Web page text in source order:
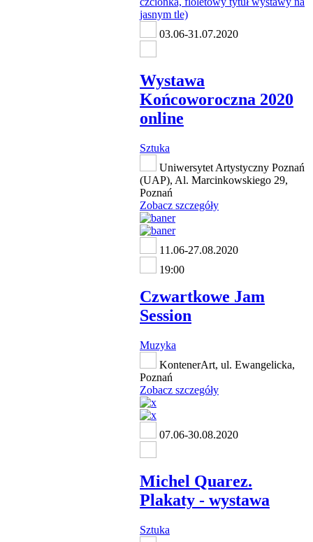
03.06-31.07.2020
Wystawa
Końcoworoczna 2020
online
Sztuka
Uniwersytet Artystyczny Poznań
(UAP), Al. Marcinkowskiego 29,
Poznań
Zobacz szczegóły
11.06-27.08.2020
19:00
Czwartkowe Jam
Session
Muzyka
KontenerArt, ul. Ewangelicka,
Poznań
Zobacz szczegóły
07.06-30.08.2020
Michel Quarez.
Plakaty - wystawa
Sztuka